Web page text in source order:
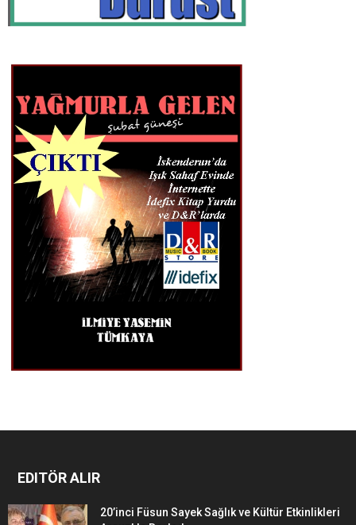
EDITÖR ALIR
20’inci Füsun Sayek Sağlık ve Kültür Etkinlikleri